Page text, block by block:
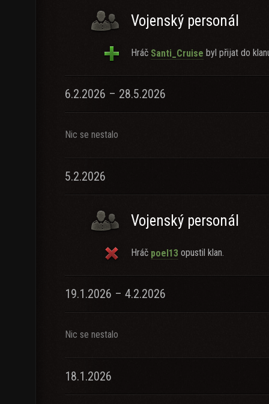
Vojenský personál
Hráč Santi_Cruise byl přijat do
6.2.2026 – 28.5.2026
Nic se nestalo
5.2.2026
Vojenský personál
Hráč poel13 opustil klan.
19.1.2026 – 4.2.2026
Nic se nestalo
18.1.2026